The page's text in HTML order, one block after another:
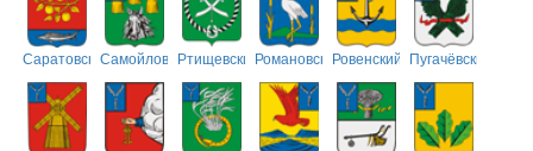
СаратовскийСамойловскийРтищевскийРомановскийРовенский Пугачёвский